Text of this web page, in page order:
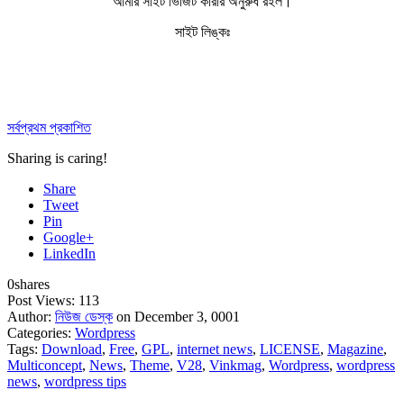
সাইট লিঙ্কঃ
সর্বপ্রথম প্রকাশিত
Sharing is caring!
Share
Tweet
Pin
Google+
LinkedIn
0shares
Post Views: 113
Author: নিউজ ডেস্ক on December 3, 0001
Categories: Wordpress
Tags: Download, Free, GPL, internet news, LICENSE, Magazine,
Multiconcept, News, Theme, V28, Vinkmag, Wordpress, wordpress
news, wordpress tips